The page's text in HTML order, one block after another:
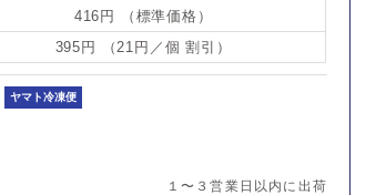
416円 （標準価格）
395円 （21円／個 割引）
ヤマト冷凍便
１〜３営業日以内に出荷